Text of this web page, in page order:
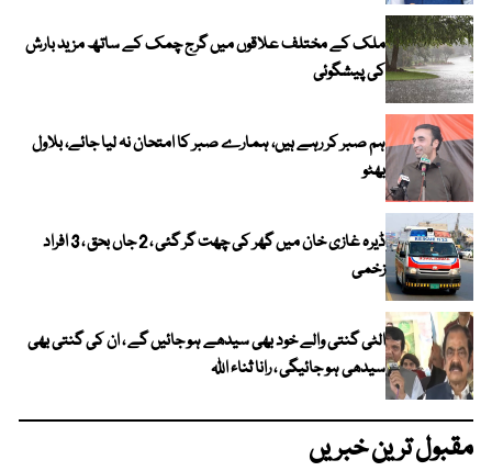
ملک کے مختلف علاقوں میں گرج چمک کے ساتھ مزید بارش
کی پیشگوئی
ہم صبر کر رہے ہیں، ہمارے صبر کا امتحان نہ لیا جائے، بلاول
بھٹو
ڈیرہ غازی خان میں گھر کی چھت گر گئی ، 2 جاں بحق ، 3 افراد
زخمی
الٹی گنتی والے خود بھی سیدھے ہو جائیں گے ، ان کی گنتی بھی
سیدھی ہو جائیگی ، رانا ثناء اللہ
مقبول ترین خبریں